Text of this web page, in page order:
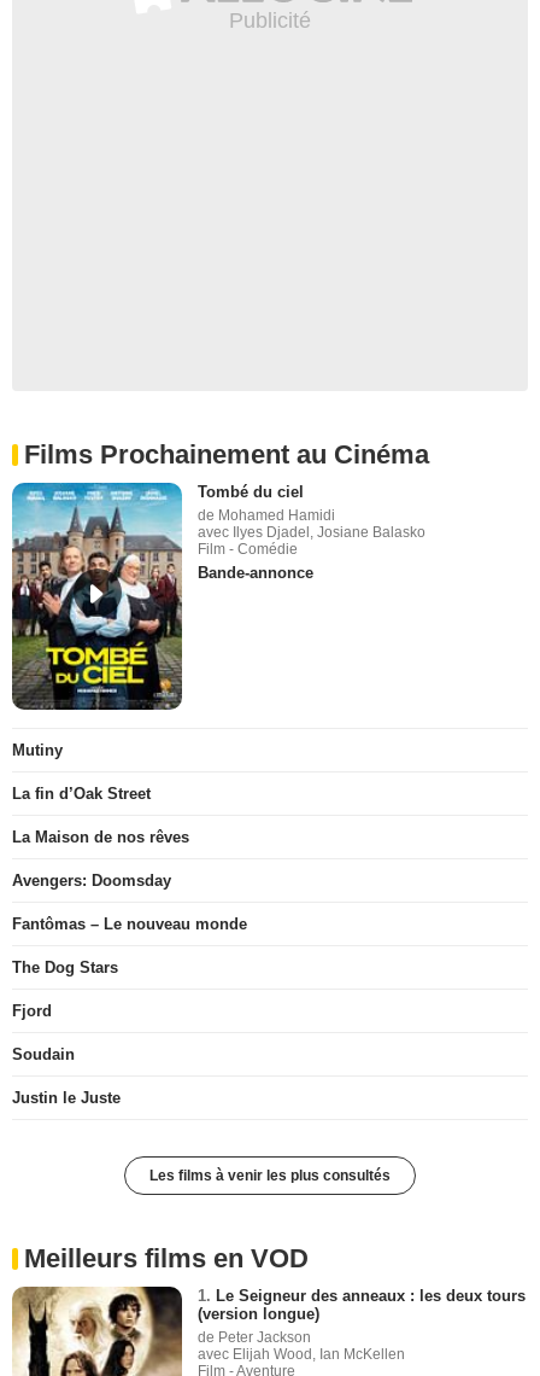
Films Prochainement au Cinéma
Tombé du ciel
de Mohamed Hamidi
avec Ilyes Djadel, Josiane Balasko
Film - Comédie
Bande-annonce
Mutiny
La fin d’Oak Street
La Maison de nos rêves
Avengers: Doomsday
Fantômas – Le nouveau monde
The Dog Stars
Fjord
Soudain
Justin le Juste
Les films à venir les plus consultés
Meilleurs films en VOD
1. Le Seigneur des anneaux : les deux tours
(version longue)
de Peter Jackson
avec Elijah Wood, Ian McKellen
Film - Aventure